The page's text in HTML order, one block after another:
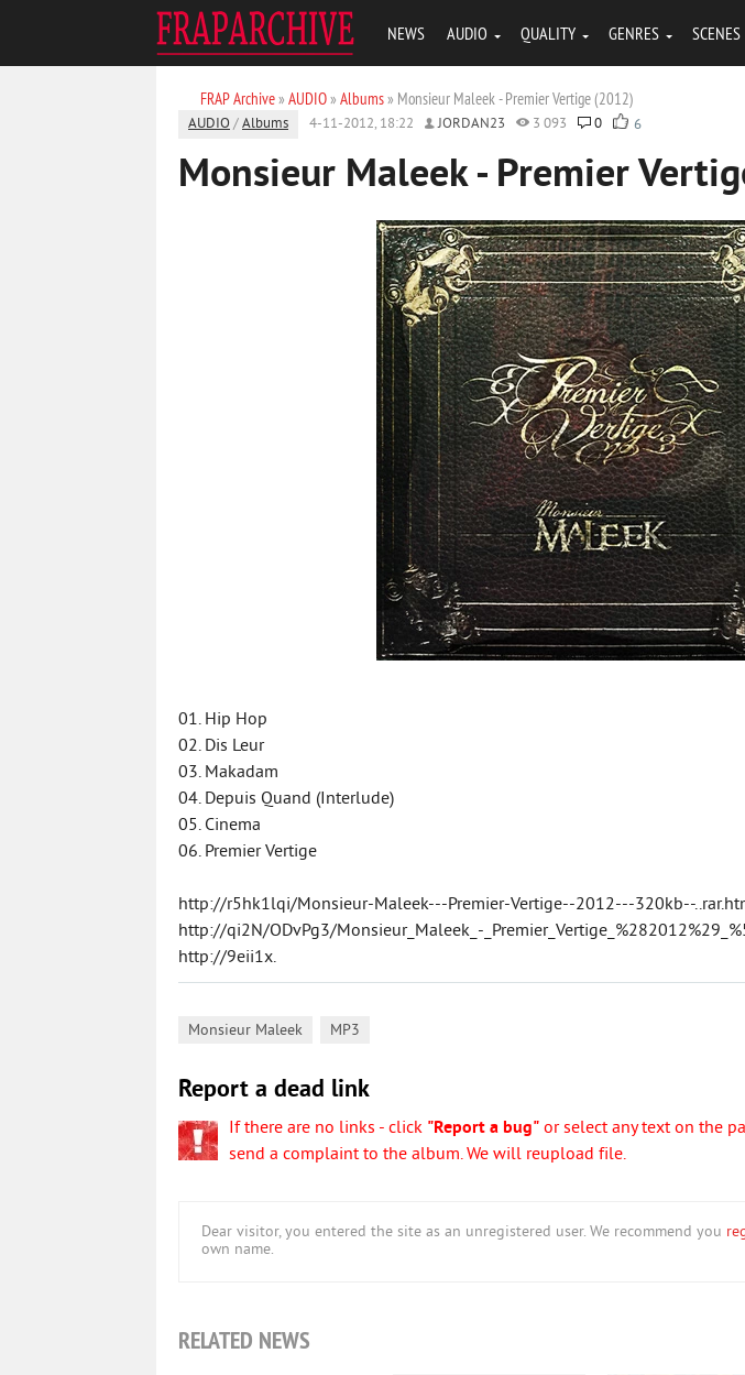
NEWS AUDIO QUALITY GENRES SCENES
FRAP Archive» AUDIO» Albums» Monsieur Maleek - Premier Vertige (2012)
AUDIO /Albums 4-11-2012, 18:22 JORDAN23 3 093 0 6
Monsieur Maleek - Premier
01. Hip Hop
02. Dis Leur
03. Makadam
04. Depuis Quand (Interlude)
05. Cinema
06. Premier Vertige
http://r5hk1lqi/Monsieur-Maleek---Premier-Vertige--2012---320kb--
http://qi2N/ODvPg3/Monsieur_Maleek_-
http://9eii1x.
Monsieur Maleek MP3
Report a dead link
If there are no links - click "Report a bug" or select any text on the
send a complaint to the album. We will reupload file.
Dear visitor, you entered the site as an unregistered user. We recommend you
own name.
RELATED NEWS